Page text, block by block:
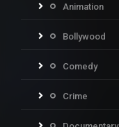
Animation
Bollywood
Comedy
Crime